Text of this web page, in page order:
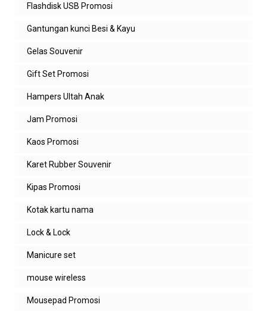
Flashdisk USB Promosi
Gantungan kunci Besi & Kayu
Gelas Souvenir
Gift Set Promosi
Hampers Ultah Anak
Jam Promosi
Kaos Promosi
Karet Rubber Souvenir
Kipas Promosi
Kotak kartu nama
Lock & Lock
Manicure set
mouse wireless
Mousepad Promosi